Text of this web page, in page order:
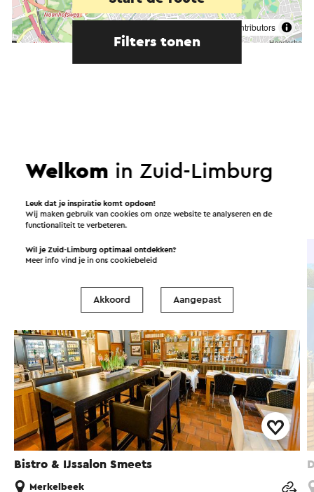
contributors
Filters tonen
Eten en drinken Attracties
Bezienswaardigheden
Bistro & IJssalon Smeets
IJssalon
Merkelbeek
Welkom in Zuid-Limburg
Leuk dat je inspiratie komt opdoen!
Wij maken gebruik van cookies om onze website te analyseren en de
functionaliteit te verbeteren.
Wil je Zuid-Limburg optimaal ontdekken?
Meer info vind je in onscookiebeleid
Akkoord Aangepast